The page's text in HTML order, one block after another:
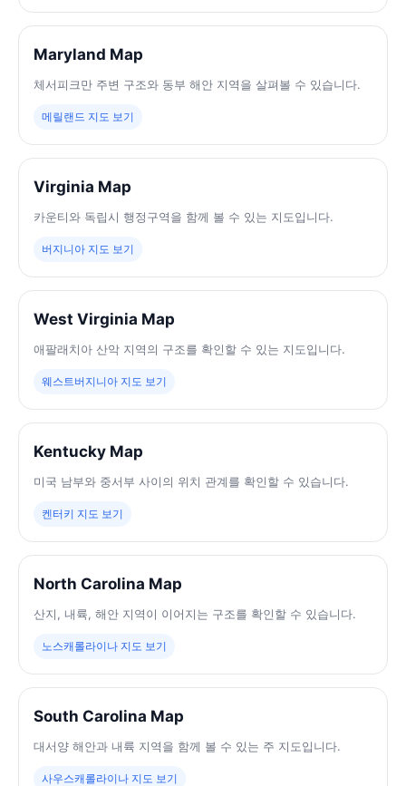
Maryland Map
체서피크만 주변 구조와 동부 해안 지역을 살펴볼 수 있습니다.
메릴랜드 지도 보기
Virginia Map
카운티와 독립시 행정구역을 함께 볼 수 있는 지도입니다.
버지니아 지도 보기
West Virginia Map
애팔래치아 산악 지역의 구조를 확인할 수 있는 지도입니다.
웨스트버지니아 지도 보기
Kentucky Map
미국 남부와 중서부 사이의 위치 관계를 확인할 수 있습니다.
켄터키 지도 보기
North Carolina Map
산지, 내륙, 해안 지역이 이어지는 구조를 확인할 수 있습니다.
노스캐롤라이나 지도 보기
South Carolina Map
대서양 해안과 내륙 지역을 함께 볼 수 있는 주 지도입니다.
사우스캐롤라이나 지도 보기